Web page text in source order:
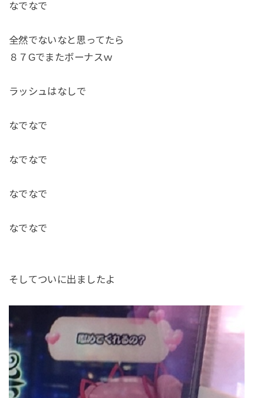
なでなで
全然でないなと思ってたら
８７Gでまたボーナスｗ
ラッシュはなしで
なでなで
なでなで
なでなで
なでなで
そしてついに出ましたよ